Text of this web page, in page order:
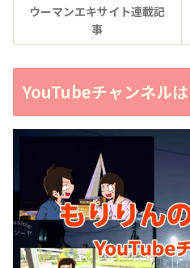
ウーマンエキサイト連載記
事
YouTubeチャンネル